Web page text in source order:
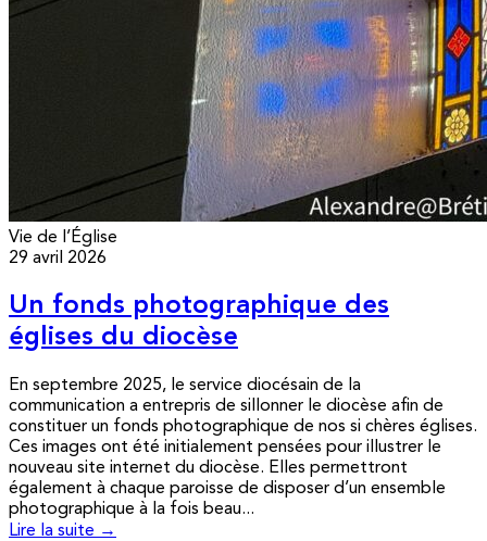
Vie de l’Église
29 avril 2026
Un fonds photographique des
églises du diocèse
En septembre 2025, le service diocésain de la
communication a entrepris de sillonner le diocèse afin de
constituer un fonds photographique de nos si chères églises.
Ces images ont été initialement pensées pour illustrer le
nouveau site internet du diocèse. Elles permettront
également à chaque paroisse de disposer d’un ensemble
photographique à la fois beau...
Lire la suite →